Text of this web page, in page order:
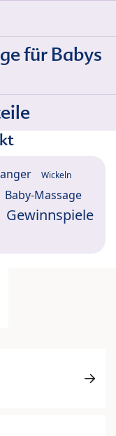
für Babys
Wickeln
Baby-Massage
Gewinnspiele